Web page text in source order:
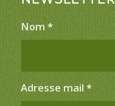
Nom *
Adresse mail *